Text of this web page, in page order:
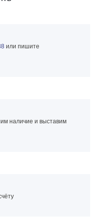
или пишите
наличие и выставим